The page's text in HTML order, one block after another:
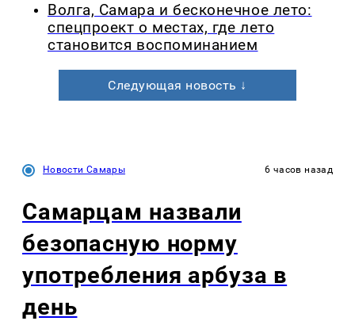
Волга, Самара и бесконечное лето:
спецпроект о местах, где лето
становится воспоминанием
Следующая новость ↓
Новости Самары 6 часов назад
Самарцам назвали
безопасную норму
употребления арбуза в
день